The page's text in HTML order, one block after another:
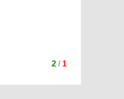
2/ 1